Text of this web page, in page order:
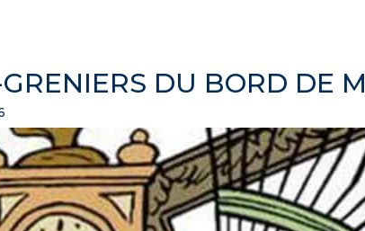
DU BORD DE